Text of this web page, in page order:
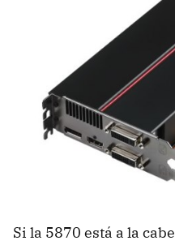
Si la 5870 está a la